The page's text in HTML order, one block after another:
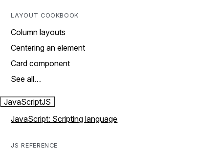
LAYOUT COOKBOOK
Column layouts
Centering an element
Card component
See all…
JavaScriptJS
JavaScript: Scripting language
JS REFERENCE